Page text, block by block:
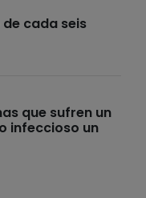
cada seis
que sufren un
infeccioso un